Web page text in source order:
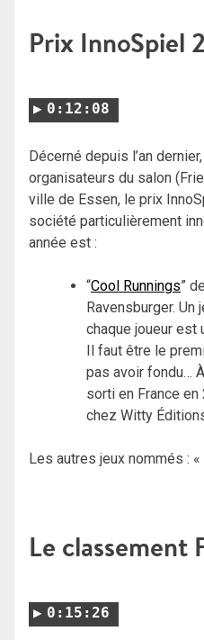
Prix InnoSpiel
0:12:08
Décerné depuis l’an
organisateurs du salon
ville de Essen, le prix
société particulièrement
année est :
“Cool Runnings”
Ravensburger. Un
chaque joueur est
Il faut être le
pas avoir fondu…
sorti en France
chez Witty
Les autres jeux nommés : «
Le classement
0:15:26